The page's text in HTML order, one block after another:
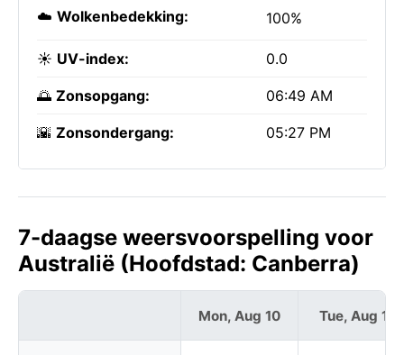
☁️ Wolkenbedekking: 100%
☀️ UV-index: 0.0
🌅 Zonsopgang: 06:49 AM
🌇 Zonsondergang: 05:27 PM
7-daagse weersvoorspelling voor
Australië (Hoofdstad: Canberra)
Mon, Aug 10 Tue, Aug 11